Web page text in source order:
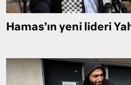
Hamas’ın yeni lideri